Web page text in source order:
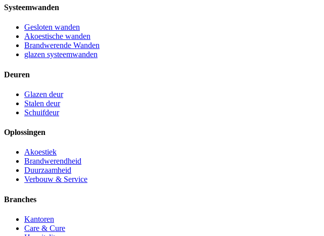
Systeemwanden
Gesloten wanden
Akoestische wanden
Brandwerende Wanden
glazen systeemwanden
Deuren
Glazen deur
Stalen deur
Schuifdeur
Oplossingen
Akoestiek
Brandwerendheid
Duurzaamheid
Verbouw & Service
Branches
Kantoren
Care & Cure